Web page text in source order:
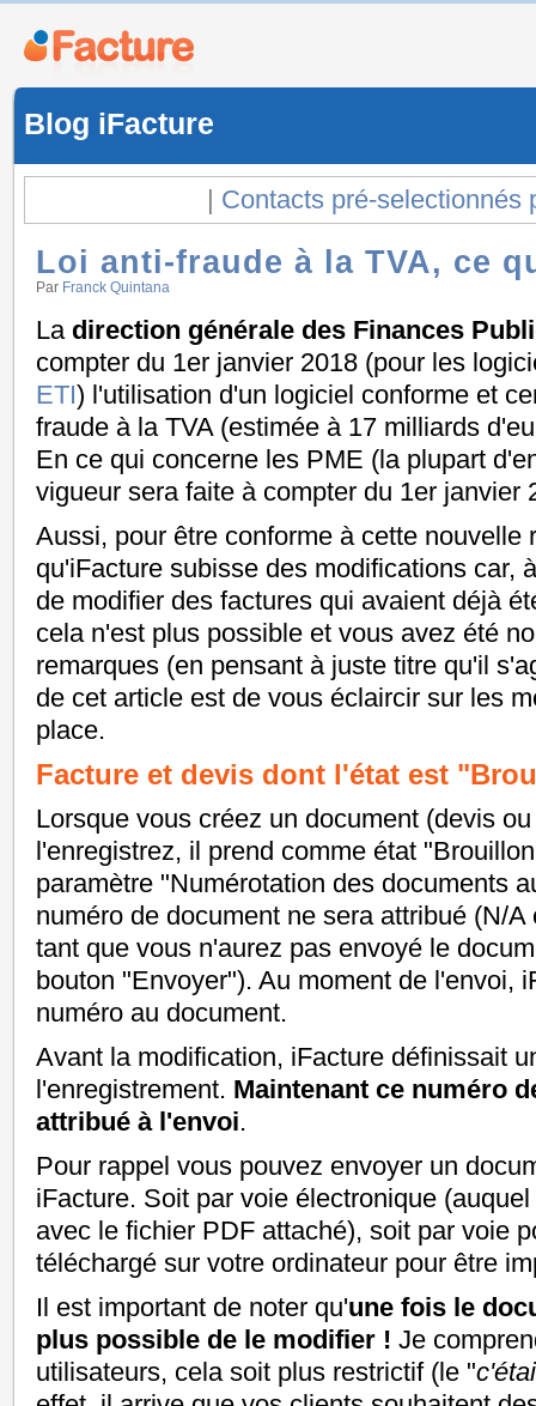
Blog iFacture
| Contacts pré-selectionnés
Loi anti-fraude à la TVA, ce
Par Franck Quintana
La direction générale des Finances
compter du 1er janvier 2018 (pour les
ETI) l'utilisation d'un logiciel conforme et
fraude à la TVA (estimée à 17 milliards
En ce qui concerne les PME (la plupart
vigueur sera faite à compter du 1er janvier
Aussi, pour être conforme à cette nouvelle
qu'iFacture subisse des modifications car,
de modifier des factures qui avaient déjà
cela n'est plus possible et vous avez été
remarques (en pensant à juste titre qu'il
de cet article est de vous éclaircir sur les
place.
Facture et devis dont l'état est
Lorsque vous créez un document (devis
l'enregistrez, il prend comme état
paramètre "Numérotation des documents
numéro de document ne sera attribué (N/
tant que vous n'aurez pas envoyé le
bouton "Envoyer"). Au moment de l'envoi,
numéro au document.
Avant la modification, iFacture définissait
l'enregistrement. Maintenant ce numéro
attribué à l'envoi.
Pour rappel vous pouvez envoyer un
iFacture. Soit par voie électronique
avec le fichier PDF attaché), soit par voie
téléchargé sur votre ordinateur pour être
Il est important de noter qu'une fois le
plus possible de le modifier ! Je
utilisateurs, cela soit plus restrictif (le "